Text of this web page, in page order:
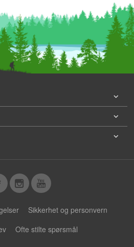
Sikkerhet og personvern
Ofte stilte spørsmål